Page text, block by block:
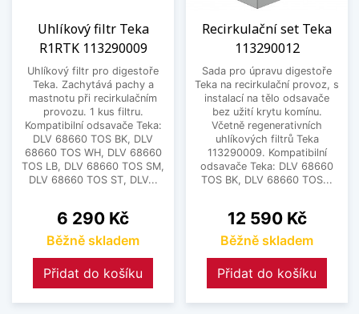
Uhlíkový filtr Teka
R1RTK 113290009
Uhlíkový filtr pro digestoře
Teka. Zachytává pachy a
mastnotu při recirkulačním
provozu. 1 kus filtru.
Kompatibilní odsavače Teka:
DLV 68660 TOS BK, DLV
68660 TOS WH, DLV 68660
TOS LB, DLV 68660 TOS SM,
DLV 68660 TOS ST, DLV...
Cena
6 290 Kč
Běžně skladem
Přidat do košíku
Recirkulační set Teka
113290012
Sada pro úpravu digestoře
Teka na recirkulační provoz, s
instalací na tělo odsavače
bez užití krytu komínu.
Včetně regenerativních
uhlíkových filtrů Teka
113290009. Kompatibilní
odsavače Teka: DLV 68660
TOS BK, DLV 68660 TOS...
Cena
12 590 Kč
Běžně skladem
Přidat do košíku